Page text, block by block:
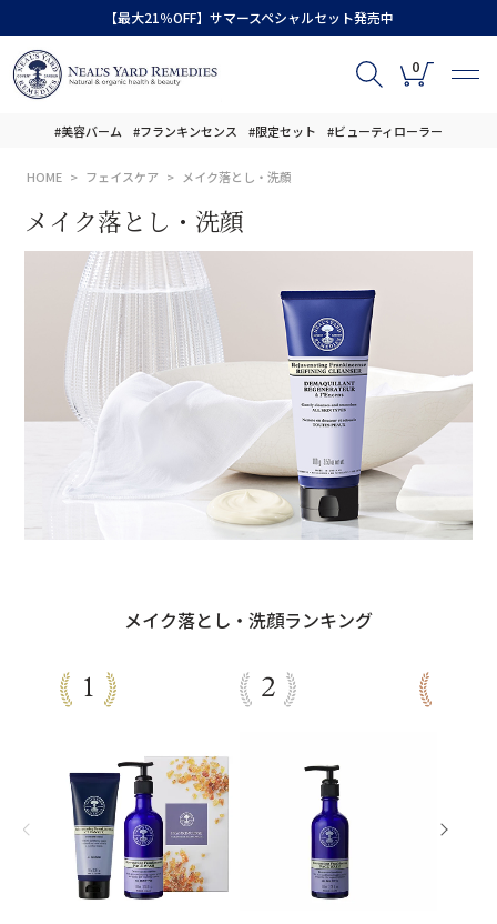
【最大21％OFF】サマースペシャルセット発売中
0
#美容バーム #フランキンセンス #限定セット #ビューティローラー
HOME フェイスケア メイク落とし・洗顔
メイク落とし・洗顔
メイク落とし・洗顔ランキング